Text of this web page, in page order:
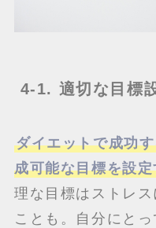
4-1. 適切な目標
ダイエットで成功
成可能な目標を設
理な目標はストレ
ことも。自分にと